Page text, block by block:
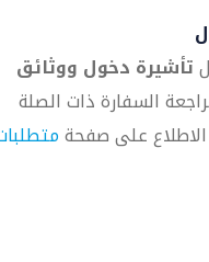
تأشيرة دخول ووثائق
السفارة ذات الصلة
الاطلاع على صفحة